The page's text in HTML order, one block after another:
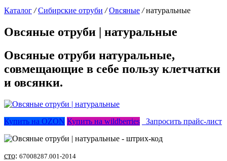
Каталог / Сибирские отруби / Овсяные / натуральные
Овсяные отруби | натуральные
Овсяные отруби натуральные,
совмещающие в себе пользу клетчатки
и овсянки.
Купить на OZON Купить на wildberries Запросить прайс-лист
сто: 67008287.001-2014